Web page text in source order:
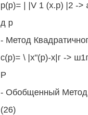
р(р)= | |V 1 (х.р) |2 ->
д р
- Метод
с(р)= \ |х"(р)-х|г ->
Р
- Обобщенный Метод
(26)